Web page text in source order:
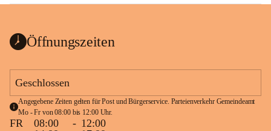
Öffnungszeiten
Geschlossen
Angegebene Zeiten gelten für Post und Bürgerservice. Parteienverkehr Gemeindeamt
Mo - Fr von 08:00 bis 12:00 Uhr.
FR 08:00 - 12:00